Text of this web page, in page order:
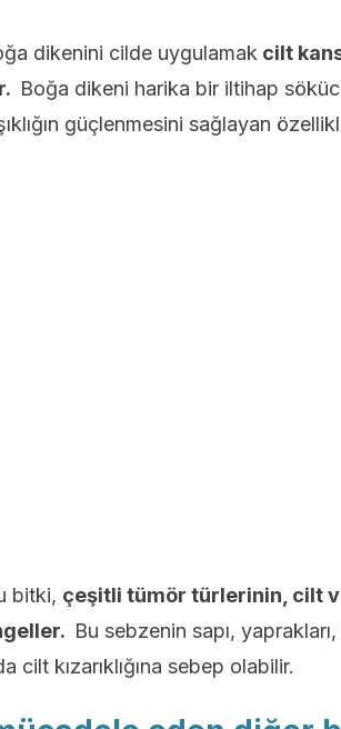
dikenini cilde uygulamak cilt
Boğa dikeni harika bir iltihap
güçlenmesini sağlayan
bitki, çeşitli tümör türlerinin, cilt
Bu sebzenin sapı,
cilt kızarıklığına sebep olabilir.